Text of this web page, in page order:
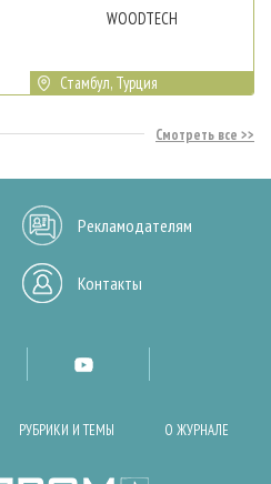
WOODTECH
Стамбул, Турция
Смотреть все
Рекламодателям
Контакты
РУБРИКИ И ТЕМЫ О ЖУРНАЛЕ